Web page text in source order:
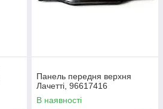
Панель передня верхня
Лачетті, 96617416
В наявності